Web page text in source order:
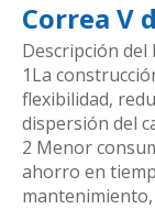
Correa V
Descripción del
1La
flexibilidad,
dispersión del
2 Menor
ahorro en